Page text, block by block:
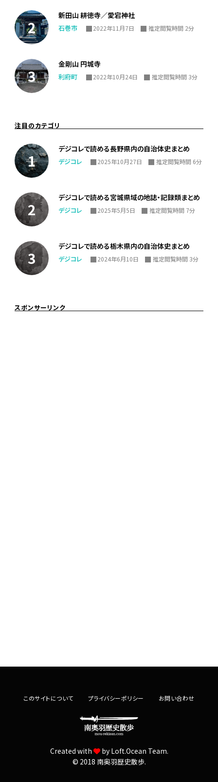
新田山 耕徳寺／愛宕神社
石巻市 2022年11月7日 推定閲覧時間 2分
金剛山 円城寺
利府町 2022年10月24日 推定閲覧時間 3分
注目のカテゴリ
デジコレで読める長野県内の自治体史まとめ
デジコレ 2025年10月27日 推定閲覧時間 6分
デジコレで読める宮城県域の地誌・記録類まとめ
デジコレ 2025年5月5日 推定閲覧時間 7分
デジコレで読める栃木県内の自治体史まとめ
デジコレ 2024年6月10日 推定閲覧時間 3分
スポンサーリンク
このサイトについて プライバシーポリシー お問い合わせ
Created with by Loft.Ocean Team.
© 2018 南奥羽歴史散歩.